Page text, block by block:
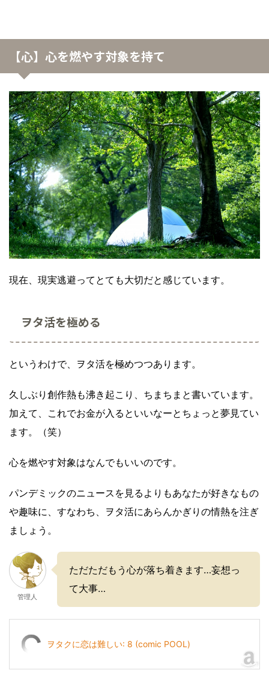
【心】心を燃やす対象を持て
現在、現実逃避ってとても大切だと感じています。
ヲタ活を極める
というわけで、ヲタ活を極めつつあります。
久しぶり創作熱も沸き起こり、ちまちまと書いています。
加えて、これでお金が入るといいなーとちょっと夢見てい
ます。（笑）
心を燃やす対象はなんでもいいのです。
パンデミックのニュースを見るよりもあなたが好きなもの
や趣味に、すなわち、ヲタ活にあらんかぎりの情熱を注ぎ
ましょう。
管理人
ただただもう心が落ち着きます…妄想っ
て大事…
ヲタクに恋は難しい: 8 (comic POOL)